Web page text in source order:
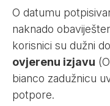
O datumu
naknado
korisnici su dužni
ovjerenu izjavu
bianco zadužnicu
potpore.